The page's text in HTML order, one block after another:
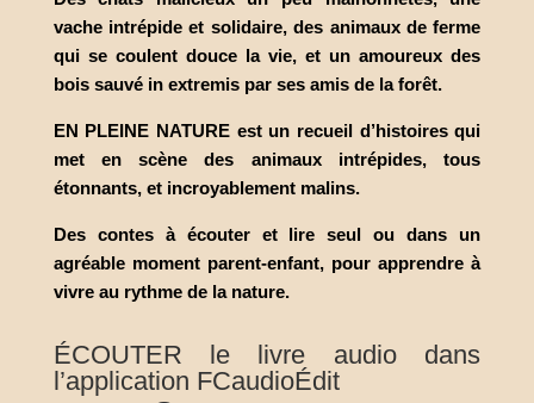
vache intrépide et solidaire, des animaux de ferme
qui se coulent douce la vie, et un amoureux des
bois sauvé in extremis par ses amis de la forêt.
EN PLEINE NATURE est un recueil d’histoires qui
met en scène des animaux intrépides, tous
étonnants, et incroyablement malins.
Des contes à écouter et lire seul ou dans un
agréable moment parent-enfant, pour apprendre à
vivre au rythme de la nature.
ÉCOUTER le livre audio dans
l’application FCaudioÉdit